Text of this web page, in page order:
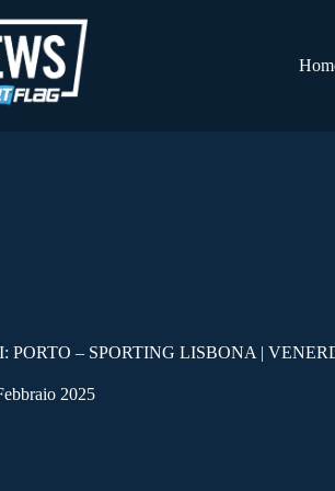
– SPORTING LISBONA |
2025